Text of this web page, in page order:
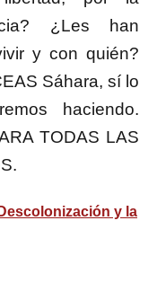
¿Les han
y con quién?
Sáhara, sí lo
haciendo.
TODAS LAS
y la